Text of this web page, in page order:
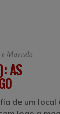
Marcelo
AS
de um local